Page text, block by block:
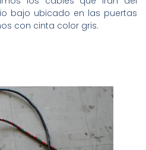
bajo ubicado en las puertas
con cinta color gris.